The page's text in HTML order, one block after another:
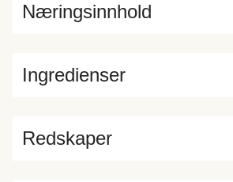
Ingredienser
Næringsinnhold
Redskaper